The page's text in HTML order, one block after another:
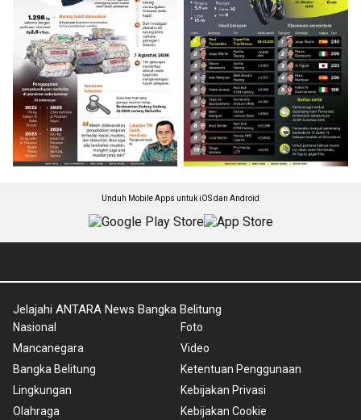
Unduh Mobile Apps untuk iOS dan Android
Jelajahi ANTARA News Bangka Belitung
Nasional
Mancanegara
Bangka Belitung
Lingkungan
Olahraga
Foto
Video
Ketentuan Penggunaan
Kebijakan Privasi
Kebijakan Cookie